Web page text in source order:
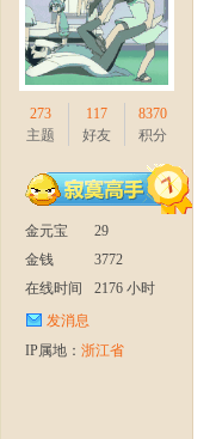
】
今
273
主题
117
好友
8370
积分
金元宝
29
金钱
3772
在线时间
2176 小时
发消息
IP属地： 浙江省